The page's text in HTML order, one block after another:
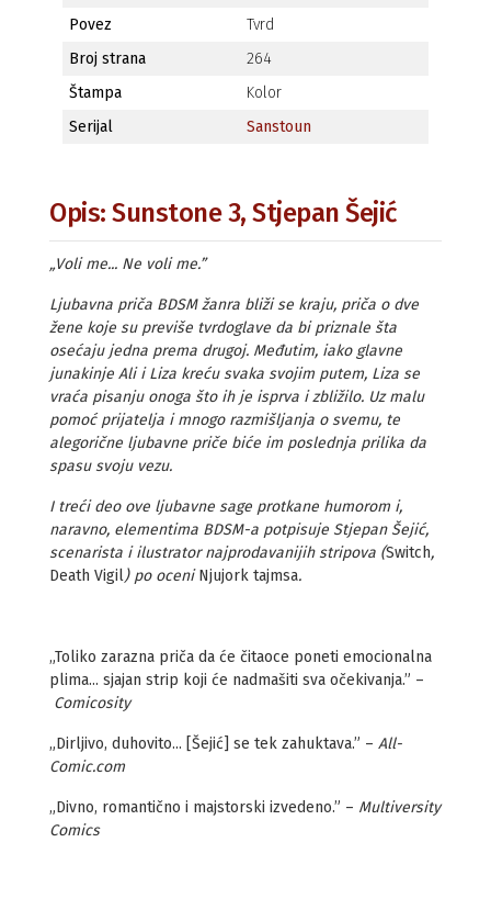
Povez
Tvrd
Broj strana
264
Štampa
Kolor
Serijal
Sanstoun
Opis: Sunstone 3, Stjepan Šejić
„Voli me... Ne voli me.”
Ljubavna priča BDSM žanra bliži se kraju, priča o dve
žene koje su previše tvrdoglave da bi priznale šta
osećaju jedna prema drugoj. Međutim, iako glavne
junakinje Ali i Liza kreću svaka svojim putem, Liza se
vraća pisanju onoga što ih je isprva i zbližilo. Uz malu
pomoć prijatelja i mnogo razmišljanja o svemu, te
alegorične ljubavne priče biće im poslednja prilika da
spasu svoju vezu.
I treći deo ove ljubavne sage protkane humorom i,
naravno, elementima BDSM-a potpisuje Stjepan Šejić,
scenarista i ilustrator najprodavanijih stripova (Switch,
Death Vigil) po oceniNjujork tajmsa.
„Toliko zarazna priča da će čitaoce poneti emocionalna
plima... sjajan strip koji će nadmašiti sva očekivanja.” –
Comicosity
„Dirljivo, duhovito... [Šejić] se tek zahuktava.” – All-
Comic.com
„Divno, romantično i majstorski izvedeno.” – Multiversity
Comics